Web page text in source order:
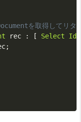
を取得してリタ
rec : [ Select Id
;